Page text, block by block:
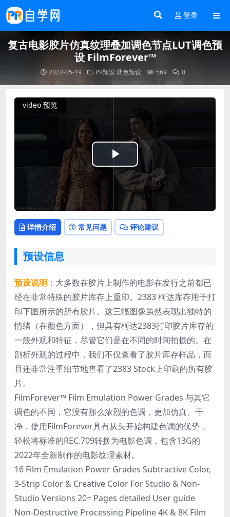
登录
复古电影胶片仿真纹理叠加调色节点LUT调色预
设 FilmForever™
2022-05-19 PR预设调色预设 569 0
video 预览
Play
Video
详情介绍 常见问题 评论建议
预设信息
预设说明： 大多数在胶片上制作的电影在发行之前都已
经在非常特殊的胶片库存上重印。2383 柯达库存用于打
印下图所示的所有胶片。这三幅图像虽然表现出独特的
情绪（在颜色方面），但具有柯达2383打印胶片库存的
一般外观和特征，尽管它们是在不同的时间拍摄的。在
剖析外观的过程中，我们不仅查看了胶片库存样品，而
且还非常注重细节地查看了2383 Stock上印刷的所有胶
片。
FilmForever™ Film Emulation Power Grades 与其它
调色的不同，它没有那么浓烈的色调，更加仿真、干
净，使用FilmForever具有从头开始构建色调的优势，
轻松将标准的REC.709转换为电影色调，包含13G的
2022年全新制作的电影纹理素材。
16 Film Emulation Power Grades Subtractive Color,
3-Strip Color & Creative Color For Studio & Non-
Studio Versions 20+ Pages detailed User guide
Non-Destructive Processing Pipeline 4K & 8K Film